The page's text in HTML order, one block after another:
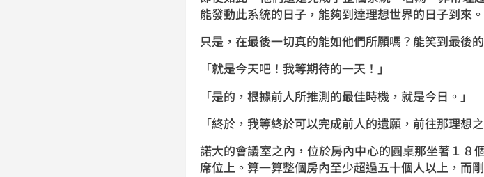
能發動此系統的日子，能夠到達理想世界的日子到來。
只是，在最後一切真的能如他們所願嗎？能笑到最後
「就是今天吧！我等期待的一天！」
「是的，根據前人所推測的最佳時機，就是今日。」
「終於，我等終於可以完成前人的遺願，前往那理想之
諾大的會議室之內，位於房內中心的圓桌那坐著１８
席位上。算一算整個房內至少超過五十個人以上，而